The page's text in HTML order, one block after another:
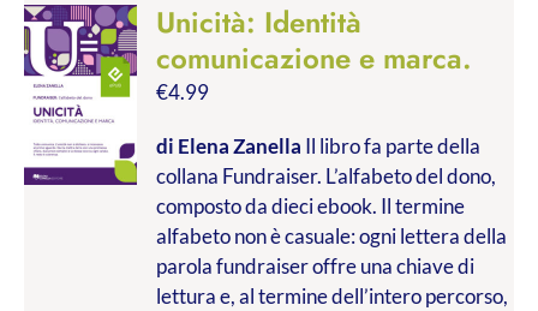
Unicità: Identità
comunicazione e marca.
€4.99
di Elena Zanella Il libro fa parte della
collana Fundraiser. L’alfabeto del dono,
composto da dieci ebook. Il termine
alfabeto non è casuale: ogni lettera della
parola fundraiser offre una chiave di
lettura e, al termine dell’intero percorso,